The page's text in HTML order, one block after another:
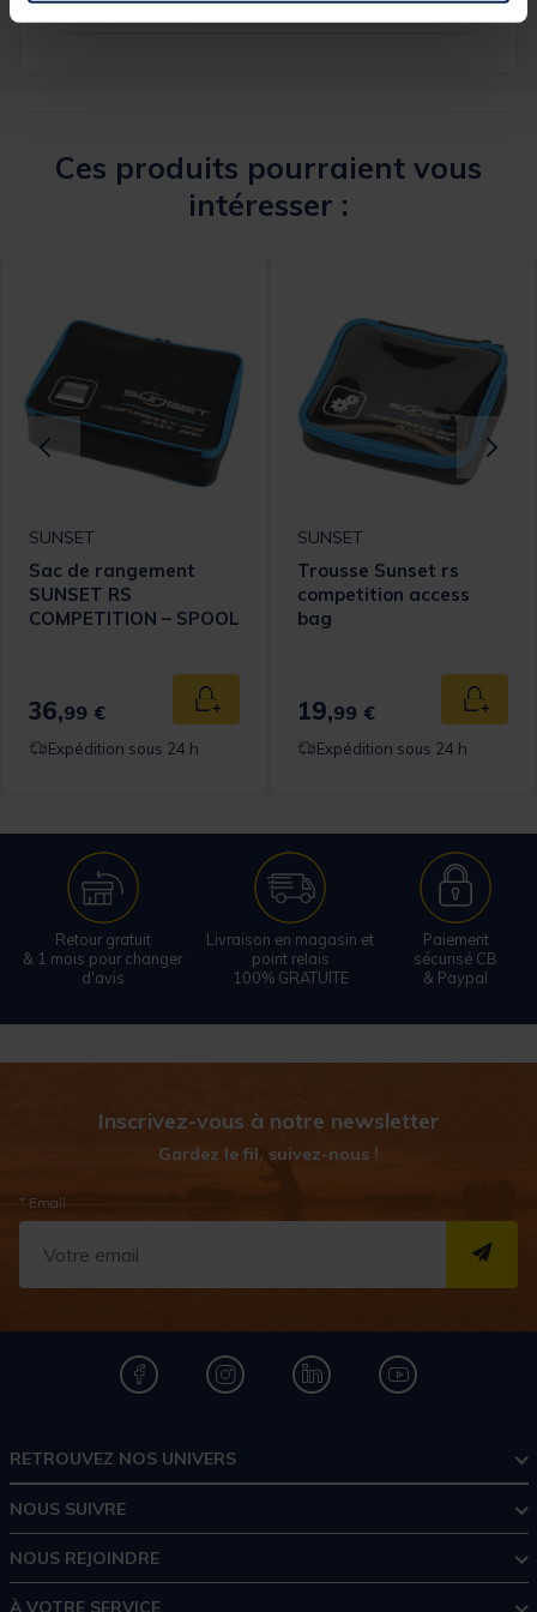
Ces produits pourraient vous
intéresser :
panier
SUNSET
Sac de rangement
SUNSET RS
COMPETITION – SPOOL
36,99 € Ajouter au panier
Expédition sous 24 h
SUNSET
Trousse Sunset rs
competition access
bag
19,99 €
Expédition sous 24 h
Retour gratuit
& 1 mois pour changer
d'avis
Livraison en magasin et
point relais
100% GRATUITE
Paiement
sécurisé CB
& Paypal
Inscrivez-vous à notre newsletter
Gardez le fil, suivez-nous !
* Email
RETROUVEZ NOS UNIVERS
NOUS SUIVRE
NOUS REJOINDRE
À VOTRE SERVICE